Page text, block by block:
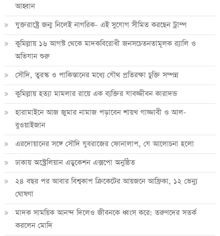
আহ্বান
যুক্তরাষ্ট্রে জন্ম নিলেই নাগরিক- এই সুযোগ সীমিত করছেন ট্রাম্প
কুমিল্লায় ১৬ আগস্ট থেকে মাদকবিরোধী জনসচেতনতামূলক র‍্যালি ও
অভিযান শুরু
সৌদি, তুরস্ক ও পাকিস্তানের মধ্যে যৌথ প্রতিরক্ষা চুক্তি সম্পন্ন
কুমিল্লায় হত্যা মামলার রায়ে এক ব্যক্তির যাবজ্জীবন কারাদন্ড
হারামাইনে আজ জুমার নামাজ পড়াবেন শায়খ গাজ্জাবী ও আল-
বুওয়াইজান
এরদোয়ানের সঙ্গে সৌদি যুবরাজের ফোনালাপ, যে আলোচনা হলো
ঢাকায় অস্ট্রেলিয়ান এডুকেশন এক্সপো অনুষ্ঠিত
২৪ বছর পর আবার বিশ্বকাপ ক্রিকে‌টের আয়জনে আফ্রিকা, ১২ ভেন্যু
ঘোষণা
মাদক সাময়িক আনন্দ দিলেও জীবনকে ধ্বংস করে: তরুণদের সতর্ক
করলেন মোদি